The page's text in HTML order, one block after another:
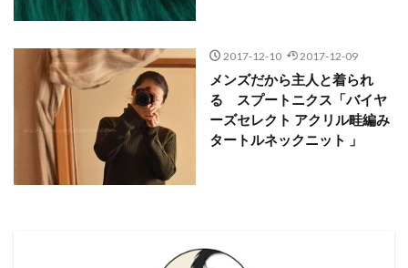
2017-12-10 2017-12-09
メンズだから主人と着られ
る スプートニクス「バイヤ
ーズセレクト アクリル畦編み
タートルネックニット 」